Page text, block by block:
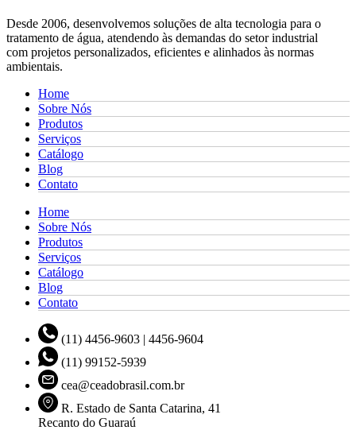
Desde 2006, desenvolvemos soluções de alta tecnologia para o
tratamento de água, atendendo às demandas do setor industrial
com projetos personalizados, eficientes e alinhados às normas
ambientais.
Home
Sobre Nós
Produtos
Serviços
Catálogo
Blog
Contato
Home
Sobre Nós
Produtos
Serviços
Catálogo
Blog
Contato
(11) 4456-9603 | 4456-9604
(11) 99152-5939
cea@ceadobrasil.com.br
R. Estado de Santa Catarina, 41
Recanto do Guaraú